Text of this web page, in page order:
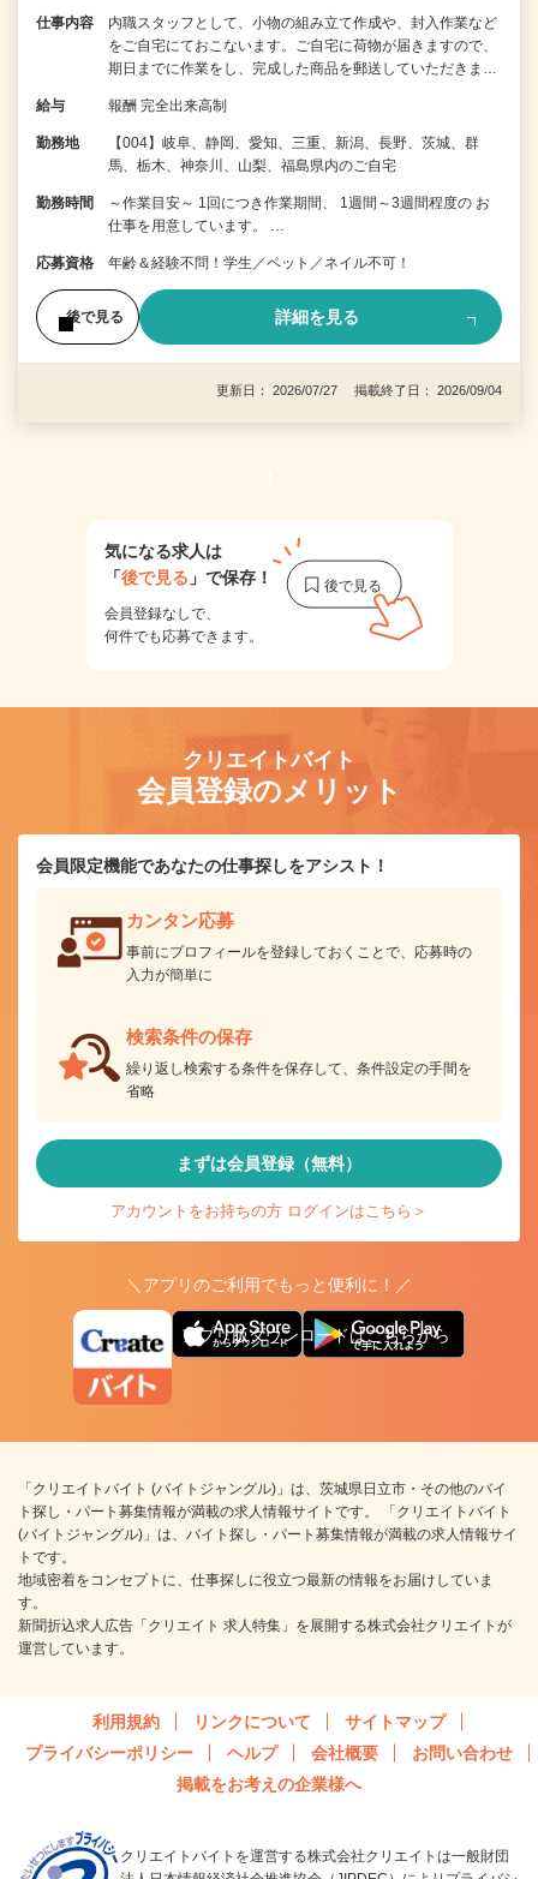
仕事内容
内職スタッフとして、小物の組み立て作成や、封入作業など
をご自宅にておこないます。ご自宅に荷物が届きますので、
期日までに作業をし、完成した商品を郵送していただきま…
給与 報酬 完全出来高制
勤務地
【004】岐阜、静岡、愛知、三重、新潟、長野、茨城、群
馬、栃木、神奈川、山梨、福島県内のご自宅
勤務時間
～作業目安～ 1回につき作業期間、 1週間～3週間程度の お
仕事を用意しています。 …
応募資格 年齢＆経験不問！学生／ペット／ネイル不可！
後で見る 詳細を見る
更新日： 2026/07/27 掲載終了日： 2026/09/04
1
気になる求人は
「後で見る 」で保存！
会員登録なしで、
何件でも応募できます。
クリエイトバイト
会員登録のメリット
会員限定機能であなたの仕事探しをアシスト！
カンタン応募
事前にプロフィールを登録しておくことで、応募時の
入力が簡単に
検索条件の保存
繰り返し検索する条件を保存して、条件設定の手間を
省略
まずは会員登録（無料）
アカウントをお持ちの方 ログインはこちら＞
＼アプリのご利用でもっと便利に！／
アプリ版ダウンロードはこちらから
「クリエイトバイト (バイトジャングル)」は、茨城県日立市・その他のバイ
ト探し・パート募集情報が満載の求人情報サイトです。 「クリエイトバイト
(バイトジャングル)」は、バイト探し・パート募集情報が満載の求人情報サイ
トです。
地域密着をコンセプトに、仕事探しに役立つ最新の情報をお届けしていま
す。
新聞折込求人広告「クリエイト 求人特集」を展開する株式会社クリエイトが
運営しています。
利用規約 リンクについて
サイトマップ
プライバシーポリシー
ヘルプ 会社概要
お問い合わせ
掲載をお考えの企業様へ
クリエイトバイトを運営する株式会社クリエイトは一般財団